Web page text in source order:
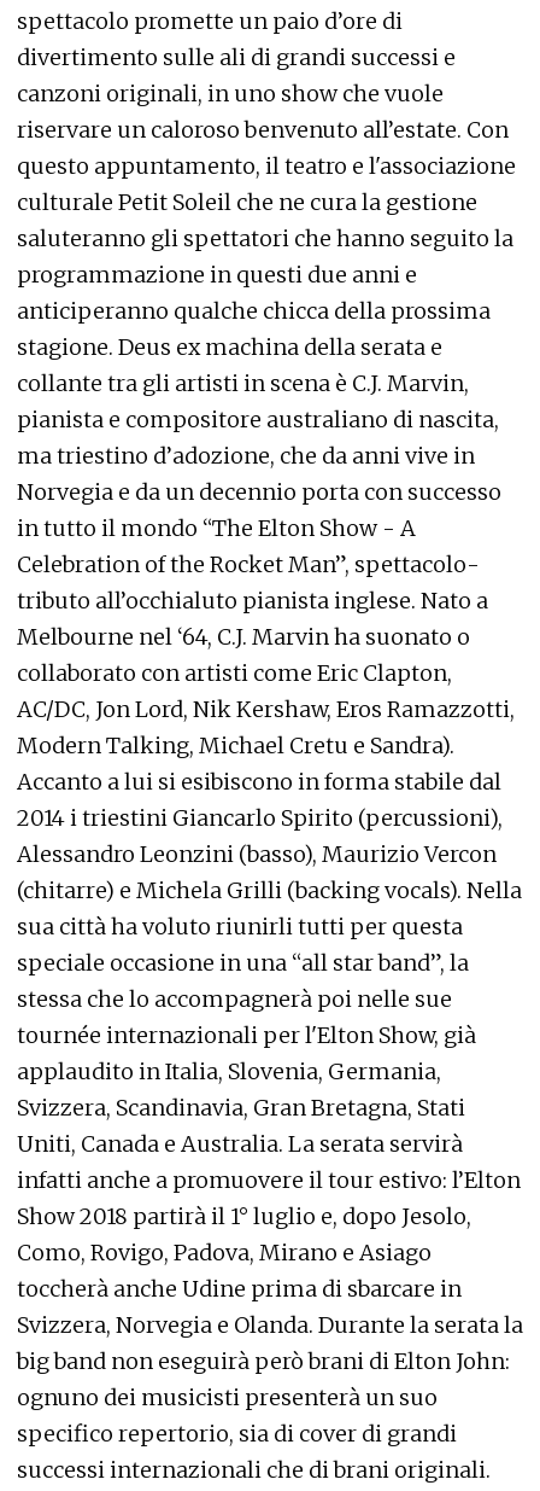
spettacolo promette un paio d’ore di
divertimento sulle ali di grandi successi e
canzoni originali, in uno show che vuole
riservare un caloroso benvenuto all’estate. Con
questo appuntamento, il teatro e l'associazione
culturale Petit Soleil che ne cura la gestione
saluteranno gli spettatori che hanno seguito la
programmazione in questi due anni e
anticiperanno qualche chicca della prossima
stagione. Deus ex machina della serata e
collante tra gli artisti in scena è C.J. Marvin,
pianista e compositore australiano di nascita,
ma triestino d’adozione, che da anni vive in
Norvegia e da un decennio porta con successo
in tutto il mondo “The Elton Show - A
Celebration of the Rocket Man”, spettacolo-
tributo all’occhialuto pianista inglese. Nato a
Melbourne nel ‘64, C.J. Marvin ha suonato o
collaborato con artisti come Eric Clapton,
AC/DC, Jon Lord, Nik Kershaw, Eros Ramazzotti,
Modern Talking, Michael Cretu e Sandra).
Accanto a lui si esibiscono in forma stabile dal
2014 i triestini Giancarlo Spirito (percussioni),
Alessandro Leonzini (basso), Maurizio Vercon
(chitarre) e Michela Grilli (backing vocals). Nella
sua città ha voluto riunirli tutti per questa
speciale occasione in una “all star band”, la
stessa che lo accompagnerà poi nelle sue
tournée internazionali per l'Elton Show, già
applaudito in Italia, Slovenia, Germania,
Svizzera, Scandinavia, Gran Bretagna, Stati
Uniti, Canada e Australia. La serata servirà
infatti anche a promuovere il tour estivo: l’Elton
Show 2018 partirà il 1° luglio e, dopo Jesolo,
Como, Rovigo, Padova, Mirano e Asiago
toccherà anche Udine prima di sbarcare in
Svizzera, Norvegia e Olanda. Durante la serata la
big band non eseguirà però brani di Elton John:
ognuno dei musicisti presenterà un suo
specifico repertorio, sia di cover di grandi
successi internazionali che di brani originali.